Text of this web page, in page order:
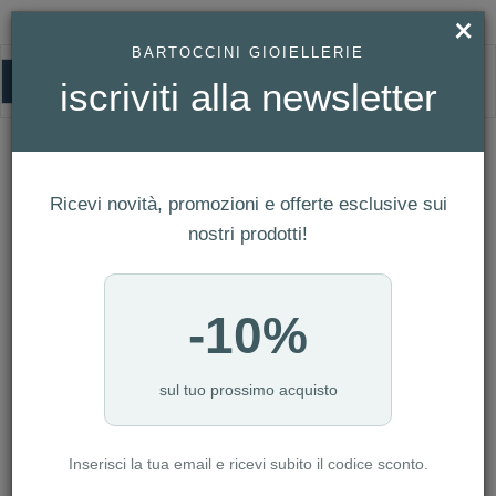
FILO D'AMORE
CATEGORIA: ANELLI
CATEGORIA: BRACCIALI
CATEGORIA: COLLANE
CATEGORIA: GIOVANNI RASPINI
CATEGORIA: LINEA BIMBO
CATEGORIA: ORECCHINI
×
BARTOCCINI GIOIELLERIE
iscriviti alla newsletter
Ricevi novità, promozioni e offerte esclusive sui
nostri prodotti!
-10%
sul tuo prossimo acquisto
Inserisci la tua email e ricevi subito il codice sconto.